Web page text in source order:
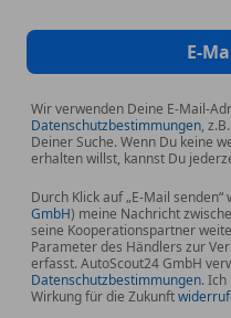
Feststellbremse
Follow-me-home
integriert
Fußmatten Stoff
Glas-Dach
Haltegriff Beifahrer
Haltegriff über Kopf
LED Projektion-
E-
Wir verwenden Deine E-Mail-
Datenschutzbestimmungen,
Deiner Suche. Wenn Du keine
erhalten willst, kannst Du
Durch Klick auf „E-Mail senden“
GmbH) meine Nachricht
seine Kooperationspartner
Parameter des Händlers zur
erfasst. AutoScout24 GmbH
Datenschutzbestimmungen.
Wirkung für die Zukunft